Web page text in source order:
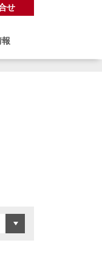
報
せ